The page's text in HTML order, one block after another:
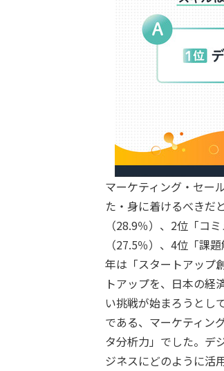
マーケティング・セー
た・身に着けるべきだ
（28.9％）、2位「コ
（27.5％）、4位「課
年は「スタートアップ
トアップを、日本の経
い挑戦が始まろうとし
である、マーケティン
タ分析力」でした。デ
ジネスにどのように活